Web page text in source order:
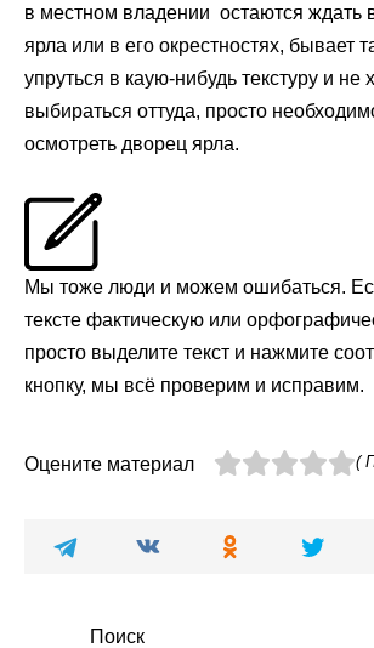
в местном владении остаются ждать
ярла или в его окрестностях, бывает
упруться в каую-нибудь текстуру и не
выбираться оттуда, просто
осмотреть дворец ярла.
Мы тоже люди и можем ошибаться.
тексте фактическую или
просто выделите текст и нажмите
кнопку, мы всё проверим и исправим.
Оцените материал (
Поиск